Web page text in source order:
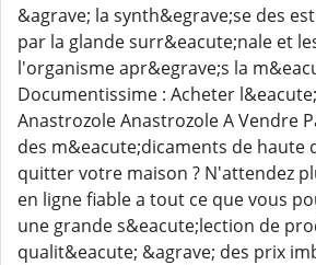
&agrave; la synth&egrave;se des
par la glande surr&eacute;nale et
l'organisme apr&egrave;s la
Documentissime : Acheter
Anastrozole Anastrozole A Vendre
des m&eacute;dicaments de haute
quitter votre maison ? N'attendez
en ligne fiable a tout ce que vous
une grande s&eacute;lection de
qualit&eacute; &agrave; des prix